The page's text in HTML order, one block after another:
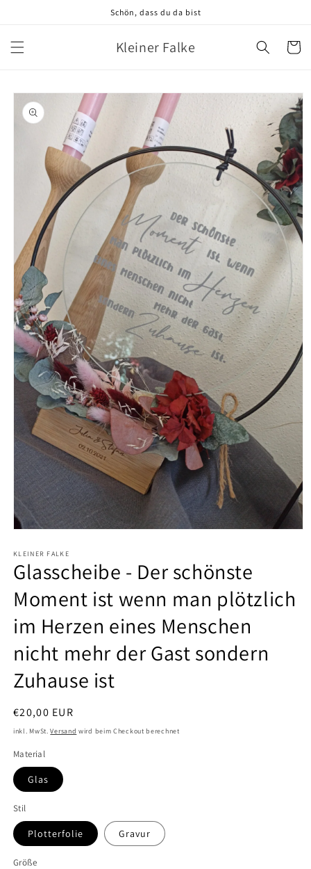
Schön, dass du da bist
Kleiner Falke
in
Modal
öffnen
KLEINER FALKE
Glasscheibe - Der schönste
Moment ist wenn man plötzlich
im Herzen eines Menschen
nicht mehr der Gast sondern
Zuhause ist
Normaler
Preis
€20,00 EUR
inkl. MwSt.Versand wird beim Checkout berechnet
Material
Glas
Stil
Plotterfolie Gravur
Größe